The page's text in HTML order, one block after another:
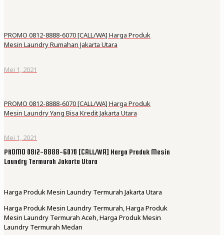
PROMO 0812-8888-6070 [CALL/WA] Harga Produk
Mesin Laundry Rumahan Jakarta Utara
Mei 1, 2021
PROMO 0812-8888-6070 [CALL/WA] Harga Produk
Mesin Laundry Yang Bisa Kredit Jakarta Utara
Mei 1, 2021
PROMO 0812-8888-6070 [CALL/WA] Harga Produk Mesin
Laundry Termurah Jakarta Utara
Harga Produk Mesin Laundry Termurah Jakarta Utara
Harga Produk Mesin Laundry Termurah, Harga Produk
Mesin Laundry Termurah Aceh, Harga Produk Mesin
Laundry Termurah Medan